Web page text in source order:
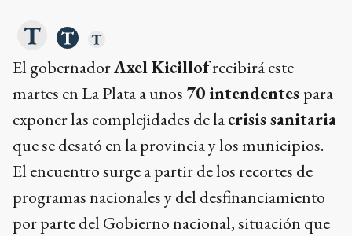
El gobernadorAxel Kicillofrecibirá este
martes en La Plata a unos 70 intendentes para
exponer las complejidades de lacrisis sanitaria
que se desató en la provincia y los municipios.
El encuentro surge a partir de los recortes de
programas nacionales y del desfinanciamiento
por parte del Gobierno nacional, situación que